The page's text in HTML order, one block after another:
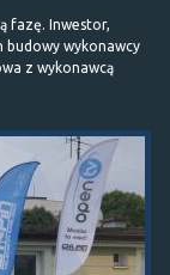
fazę. Inwestor,
budowy wykonawcy
z wykonawcą